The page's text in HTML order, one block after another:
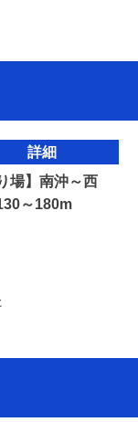
詳細
場】南沖～西
～180m